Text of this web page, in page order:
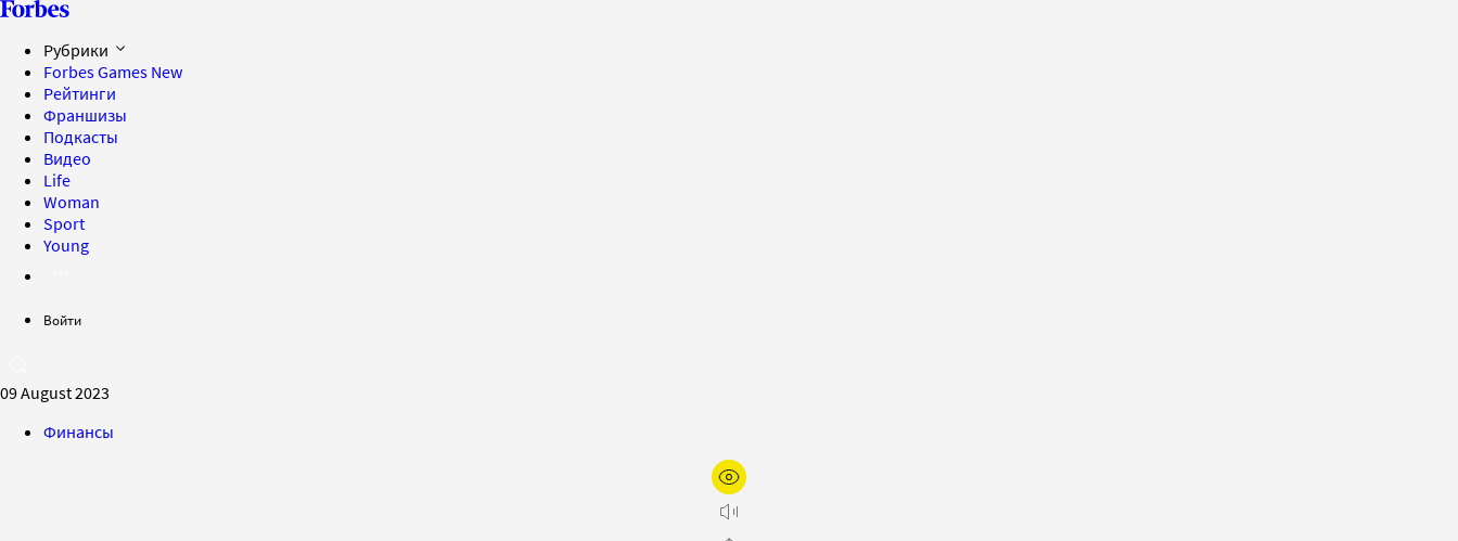
Рубрики
Forbes Games New
Рейтинги
Франшизы
Подкасты
Видео
Life
Woman
Sport
Young
Войти
09 August 2023
Финансы